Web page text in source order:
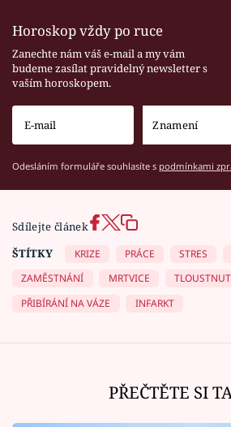
Horoskop vždy po ruce
Zanechte nám váš e-mail a my vám
budeme zasílat pravidelný newsletter s
vaším horoskopem.
Odesláním formuláře souhlasíte s podmínkami
Sdílejte článek
ŠTÍTKY
KRIZE PRÁCE STRES
ZAMĚSTNÁNÍ
MRTVICE
PŘIBÍRÁNÍ NA VÁZE
INFARKT
PŘEČTĚTE SI